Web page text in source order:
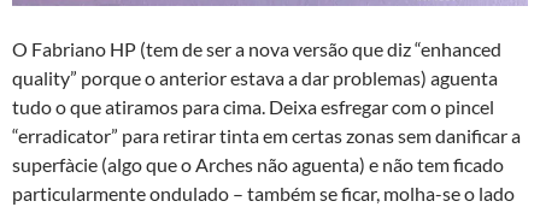
O Fabriano HP (tem de ser a nova versão que diz “enhanced
quality” porque o anterior estava a dar problemas) aguenta
tudo o que atiramos para cima. Deixa esfregar com o pincel
“erradicator” para retirar tinta em certas zonas sem danificar a
superfàcie (algo que o Arches não aguenta) e não tem ficado
particularmente ondulado – também se ficar, molha-se o lado